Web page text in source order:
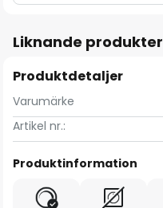
Liknande produkter
Produktdetaljer
Varumärke
Artikel nr.:
Produktinformation